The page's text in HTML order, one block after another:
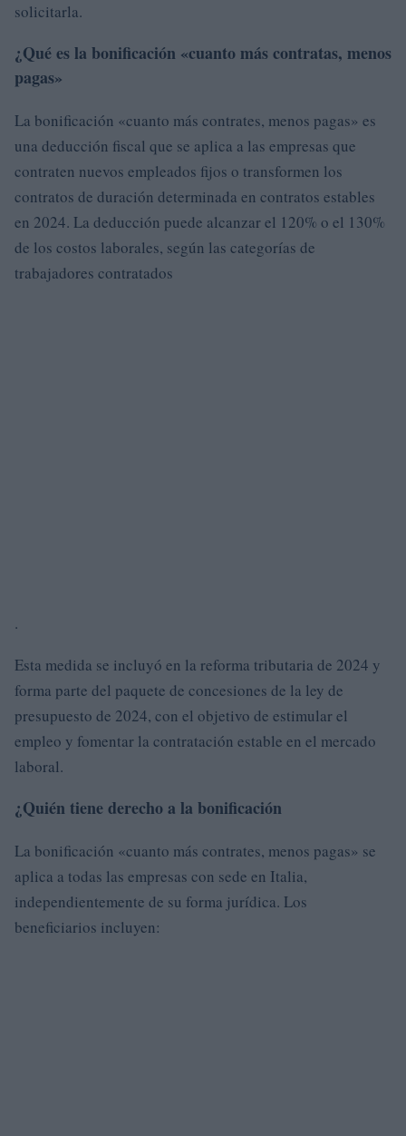
solicitarla.
¿Qué es la bonificación «cuanto más contratas, menos
pagas»
La bonificación «cuanto más contrates, menos pagas» es
una deducción fiscal que se aplica a las empresas que
contraten nuevos empleados fijos o transformen los
contratos de duración determinada en contratos estables
en 2024. La deducción puede alcanzar el 120% o el 130%
de los costos laborales, según las categorías de
trabajadores contratados
.
Esta medida se incluyó en la reforma tributaria de 2024 y
forma parte del paquete de concesiones de la ley de
presupuesto de 2024, con el objetivo de estimular el
empleo y fomentar la contratación estable en el mercado
laboral.
¿Quién tiene derecho a la bonificación
La bonificación «cuanto más contrates, menos pagas» se
aplica a todas las empresas con sede en Italia,
independientemente de su forma jurídica. Los
beneficiarios incluyen: